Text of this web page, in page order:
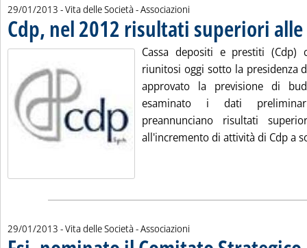
29/01/2013 - Vita delle Società - Associazioni
Cdp, nel 2012 risultati superiori
Cassa depositi e prestiti (Cdp)
riunitosi oggi sotto la presidenza
approvato la previsione di
esaminato i dati
preannunciano risultati
all'incremento di attività di Cdp a
29/01/2013 - Vita delle Società - Associazioni